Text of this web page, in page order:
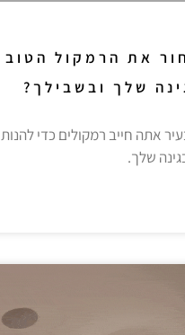
את הרמקול הטוב
שלך ובשבילך?
אתה חייב רמקולים כדי להנות
שלך.